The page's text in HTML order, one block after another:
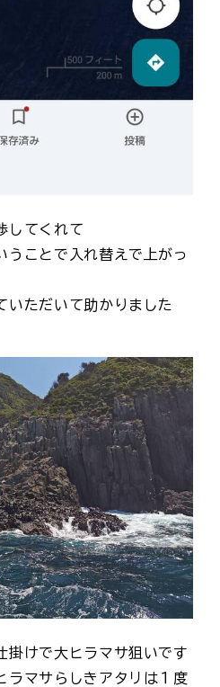
してくれて
うことで入れ替えで上がっ
いただいて助かりました
掛けで大ヒラマサ狙いです
ラマサらしきアタリは１度